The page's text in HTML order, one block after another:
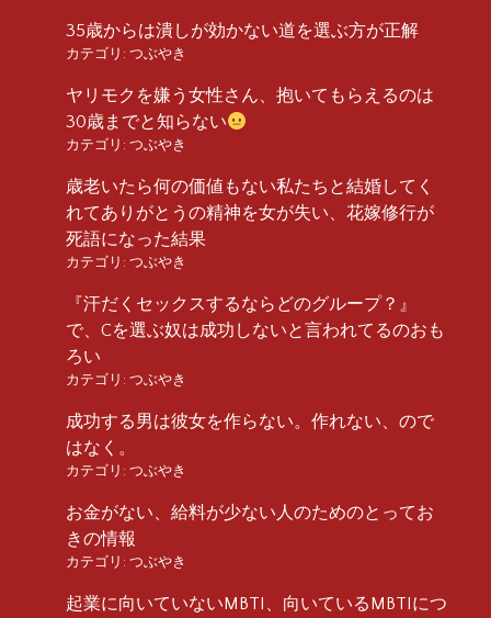
35歳からは潰しが効かない道を選ぶ方が正解
カテゴリ: つぶやき
ヤリモクを嫌う女性さん、抱いてもらえるのは
30歳までと知らない
カテゴリ: つぶやき
歳老いたら何の価値もない私たちと結婚してく
れてありがとうの精神を女が失い、花嫁修行が
死語になった結果
カテゴリ: つぶやき
『汗だくセックスするならどのグループ？』
で、Cを選ぶ奴は成功しないと言われてるのおも
ろい
カテゴリ: つぶやき
成功する男は彼女を作らない。作れない、ので
はなく。
カテゴリ: つぶやき
お金がない、給料が少ない人のためのとってお
きの情報
カテゴリ: つぶやき
起業に向いていないMBTI、向いているMBTIにつ